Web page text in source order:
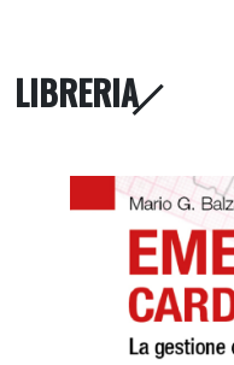
LIBRERIA